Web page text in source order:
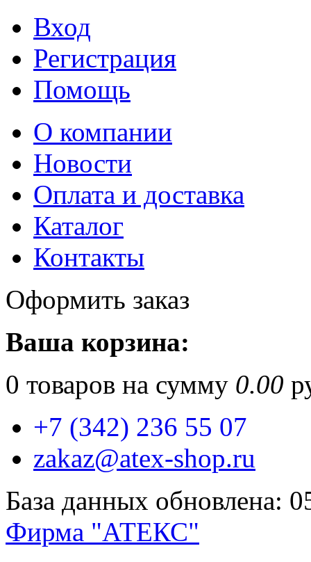
Вход
Регистрация
Помощь
О компании
Новости
Оплата и доставка
Каталог
Контакты
Оформить заказ
Ваша корзина:
0 товаров на сумму 0.00
+7 (342) 236 55 07
zakaz@atex-shop.ru
База данных обновлена:
Фирма "АТЕКС"